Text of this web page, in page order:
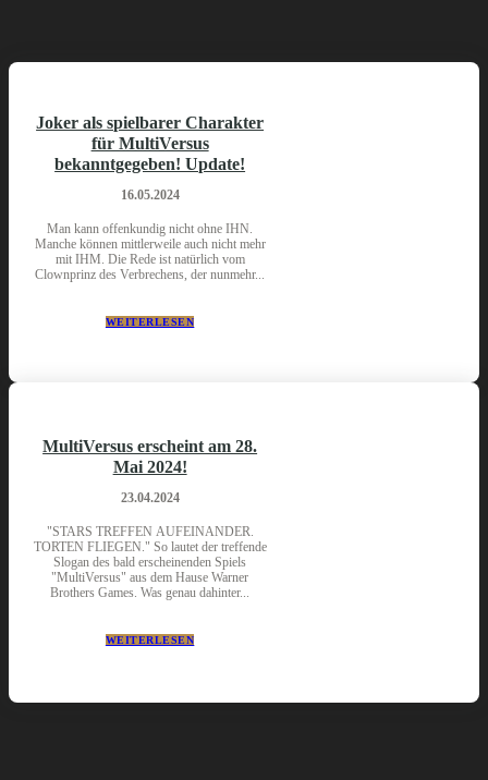
Joker als spielbarer Charakter
für MultiVersus
bekanntgegeben! Update!
16.05.2024
Man kann offenkundig nicht ohne IHN.
Manche können mittlerweile auch nicht mehr
mit IHM. Die Rede ist natürlich vom
Clownprinz des Verbrechens, der nunmehr...
WEITERLESEN
MultiVersus erscheint am 28.
Mai 2024!
23.04.2024
"STARS TREFFEN AUFEINANDER.
TORTEN FLIEGEN." So lautet der treffende
Slogan des bald erscheinenden Spiels
"MultiVersus" aus dem Hause Warner
Brothers Games. Was genau dahinter...
WEITERLESEN